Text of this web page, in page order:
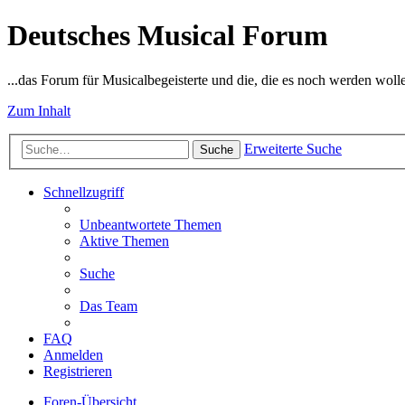
Deutsches Musical Forum
...das Forum für Musicalbegeisterte und die, die es noch werden
Zum Inhalt
Suche Erweiterte Suche
Schnellzugriff
Unbeantwortete Themen
Aktive Themen
Suche
Das Team
FAQ
Anmelden
Registrieren